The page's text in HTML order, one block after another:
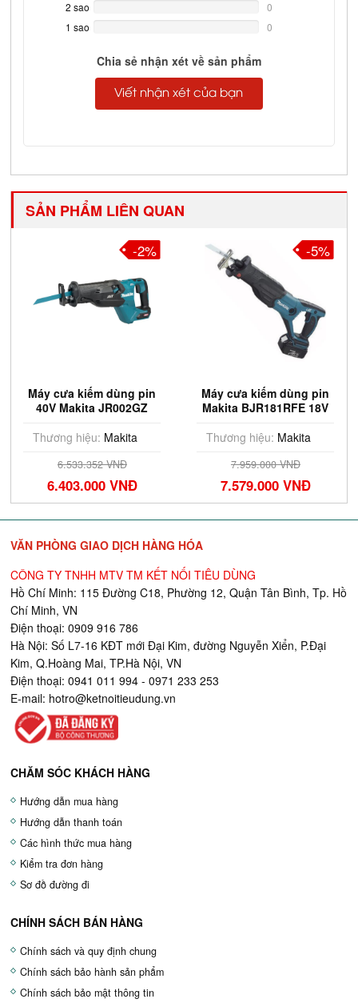
Complete
2 sao
Complete
0
1 sao
0
Chia sẻ nhận xét về sản phẩm
Viết nhận xét của bạn
SẢN PHẨM LIÊN QUAN
Máy cưa kiếm dùng pin
40V Makita JR002GZ
Thương hiệu: Makita
6.533.352 VNĐ
6.403.000 VNĐ
-2%
Máy cưa kiếm dùng pin
Makita BJR181RFE 18V
Thương hiệu: Makita
7.959.000 VNĐ
7.579.000 VNĐ
-5%
VĂN PHÒNG GIAO DỊCH HÀNG HÓA
CÔNG TY TNHH MTV TM KẾT NỐI TIÊU DÙNG
Hồ Chí Minh: 115 Đường C18, Phường 12, Quận Tân Bình, Tp. Hồ
Chí Minh, VN
Điện thoại: 0909 916 786
Hà Nội: Số L7-16 KĐT mới Đại Kim, đường Nguyễn Xiển, P.Đại
Kim, Q.Hoàng Mai, TP.Hà Nội, VN
Điện thoại: 0941 011 994 - 0971 233 253
E-mail: hotro@ketnoitieudung.vn
CHĂM SÓC KHÁCH HÀNG
Hướng dẫn mua hàng
Hướng dẫn thanh toán
Các hình thức mua hàng
Kiểm tra đơn hàng
Sơ đồ đường đi
CHÍNH SÁCH BÁN HÀNG
Chính sách và quy định chung
Chính sách bảo hành sản phẩm
Chính sách bảo mật thông tin